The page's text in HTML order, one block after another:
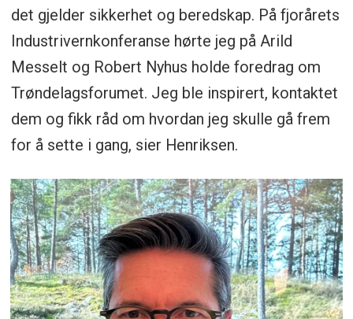
det gjelder sikkerhet og beredskap. På fjorårets
Industrivernkonferanse hørte jeg på Arild
Messelt og Robert Nyhus holde foredrag om
Trøndelagsforumet. Jeg ble inspirert, kontaktet
dem og fikk råd om hvordan jeg skulle gå frem
for å sette i gang, sier Henriksen.